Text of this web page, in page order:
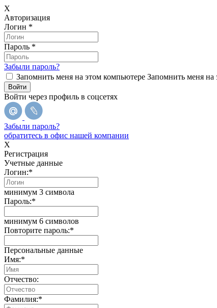
X
Авторизация
Логин *
Пароль *
Забыли пароль?
Запомнить меня на этом компьютере Запомнить меня на
Войти через профиль в соцсетях
Забыли пароль?
обратитесь в офис нашей компании
X
Регистрация
Учетные данные
Логин:*
минимум 3 символа
Пароль:*
минимум 6 символов
Повторите пароль:*
Персональные данные
Имя:*
Отчество:
Фамилия:*